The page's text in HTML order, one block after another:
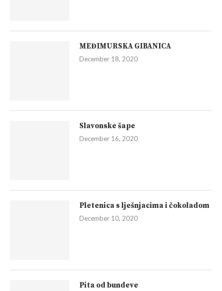
MEĐIMURSKA GIBANICA
December 18, 2020
Slavonske šape
December 16, 2020
Pletenica s lješnjacima i čokoladom
December 10, 2020
Pita od bundeve